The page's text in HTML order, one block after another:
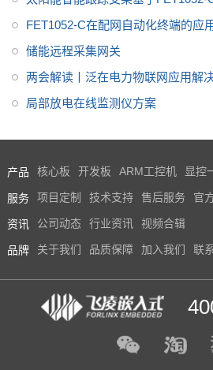
FET1052-C在配网自动化终端的应
储能远程采集网关
两会解读丨泛在电力物联网应用解
局部放电在线监测仪方案
产品 核心板 开发板 ARM工控机 显控
服务 项目定制 技术支持 售后服务 官
资讯 公司动态 行业资讯 视频合辑
品牌 关于我们 品质保障 加入我们 联